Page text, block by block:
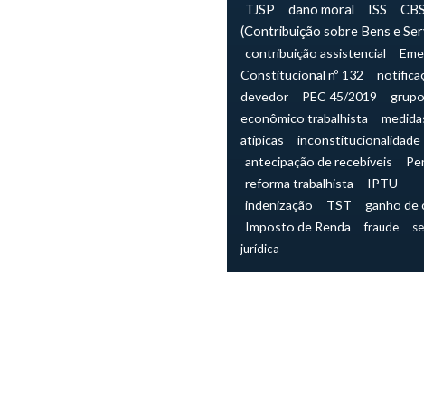
TJSP
dano moral ISS
CBS
(Contribuição sobre Bens e
contribuição assistencial
Constitucional nº 132
devedor
PEC 45/2019
grupo
econômico trabalhista
atípicas
inconstitucionalidade
antecipação de recebíveis
reforma trabalhista
IPTU
indenização
TST
ganho de
Imposto de Renda
fraude
jurídica